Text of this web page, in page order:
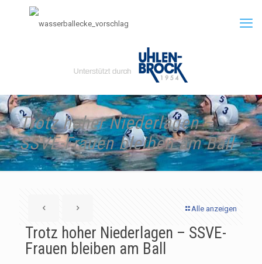
Trotz hoher Niederlagen –
SSVE-Frauen bleiben am Ball
Alle anzeigen
Trotz hoher Niederlagen – SSVE-
Frauen bleiben am Ball